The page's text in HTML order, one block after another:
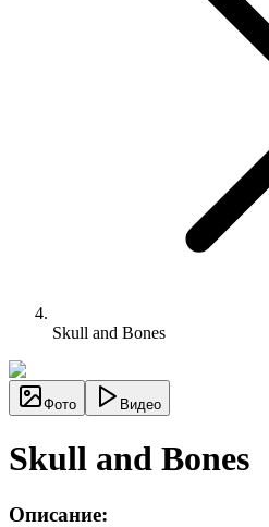
Skull and Bones
Фото Видео
Skull and Bones
Описание: